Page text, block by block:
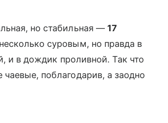
но стабильная — 17
суровым, но правда в
и в дождик проливной. Так что
поблагодарив, а заодно